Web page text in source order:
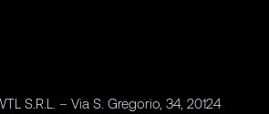
S.R.L. – Via S. Gregorio, 34, 20124